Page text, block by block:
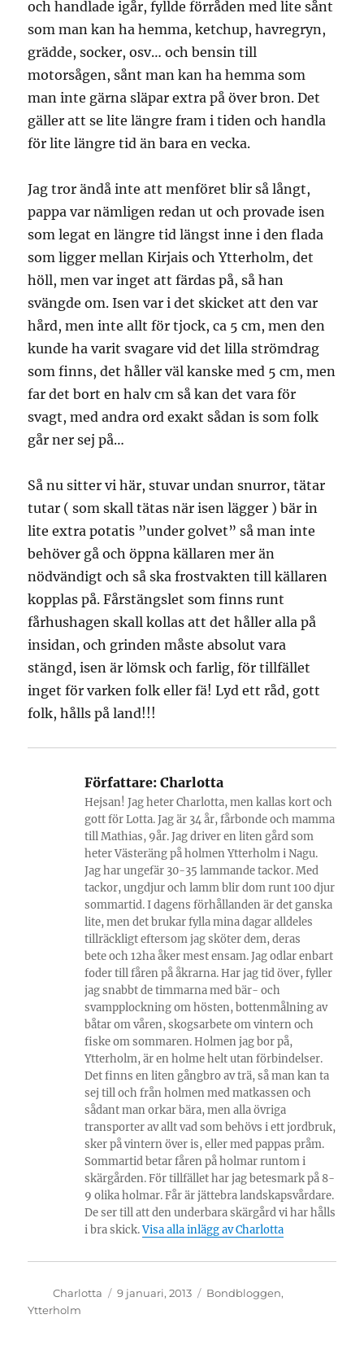
och handlade igår, fyllde förråden med lite sånt
som man kan ha hemma, ketchup, havregryn,
grädde, socker, osv… och bensin till
motorsågen, sånt man kan ha hemma som
man inte gärna släpar extra på över bron. Det
gäller att se lite längre fram i tiden och handla
för lite längre tid än bara en vecka.
Jag tror ändå inte att menföret blir så långt,
pappa var nämligen redan ut och provade isen
som legat en längre tid längst inne i den flada
som ligger mellan Kirjais och Ytterholm, det
höll, men var inget att färdas på, så han
svängde om. Isen var i det skicket att den var
hård, men inte allt för tjock, ca 5 cm, men den
kunde ha varit svagare vid det lilla strömdrag
som finns, det håller väl kanske med 5 cm, men
far det bort en halv cm så kan det vara för
svagt, med andra ord exakt sådan is som folk
går ner sej på…
Så nu sitter vi här, stuvar undan snurror, tätar
tutar ( som skall tätas när isen lägger ) bär in
lite extra potatis ”under golvet” så man inte
behöver gå och öppna källaren mer än
nödvändigt och så ska frostvakten till källaren
kopplas på. Fårstängslet som finns runt
fårhushagen skall kollas att det håller alla på
insidan, och grinden måste absolut vara
stängd, isen är lömsk och farlig, för tillfället
inget för varken folk eller fä! Lyd ett råd, gott
folk, hålls på land!!!
Författare: Charlotta
Hejsan! Jag heter Charlotta, men kallas kort och
gott för Lotta. Jag är 34 år, fårbonde och mamma
till Mathias, 9år. Jag driver en liten gård som
heter Västeräng på holmen Ytterholm i Nagu.
Jag har ungefär 30-35 lammande tackor. Med
tackor, ungdjur och lamm blir dom runt 100 djur
sommartid. I dagens förhållanden är det ganska
lite, men det brukar fylla mina dagar alldeles
tillräckligt eftersom jag sköter dem, deras
bete och 12ha åker mest ensam. Jag odlar enbart
foder till fåren på åkrarna. Har jag tid över, fyller
jag snabbt de timmarna med bär- och
svampplockning om hösten, bottenmålning av
båtar om våren, skogsarbete om vintern och
fiske om sommaren. Holmen jag bor på,
Ytterholm, är en holme helt utan förbindelser.
Det finns en liten gångbro av trä, så man kan ta
sej till och från holmen med matkassen och
sådant man orkar bära, men alla övriga
transporter av allt vad som behövs i ett jordbruk,
sker på vintern över is, eller med pappas pråm.
Sommartid betar fåren på holmar runtom i
skärgården. För tillfället har jag betesmark på 8-
9 olika holmar. Får är jättebra landskapsvårdare.
De ser till att den underbara skärgård vi har hålls
i bra skick.Visa alla inlägg av Charlotta
Författare
Charlotta
Publicerat
9 januari, 2013 Kategorier
Bondbloggen,
Ytterholm